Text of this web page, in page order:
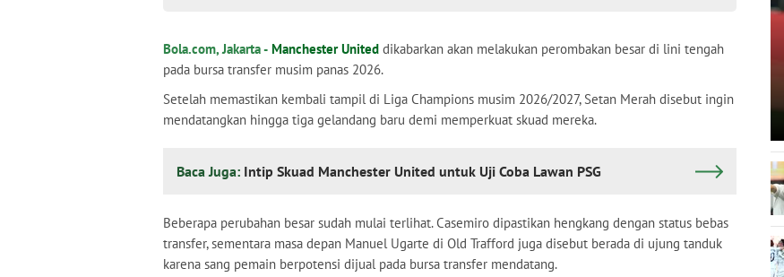
Bola.com, Jakarta - Manchester United dikabarkan akan melakukan perombakan besar di lini tengah
pada bursa transfer musim panas 2026.
Setelah memastikan kembali tampil di Liga Champions musim 2026/2027, Setan Merah disebut ingin
mendatangkan hingga tiga gelandang baru demi memperkuat skuad mereka.
Baca Juga: Intip Skuad Manchester United untuk Uji Coba Lawan PSG
Beberapa perubahan besar sudah mulai terlihat. Casemiro dipastikan hengkang dengan status bebas
transfer, sementara masa depan Manuel Ugarte di Old Trafford juga disebut berada di ujung tanduk
karena sang pemain berpotensi dijual pada bursa transfer mendatang.